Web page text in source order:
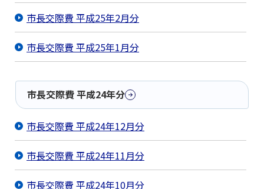
市長交際費 平成25年2月分
市長交際費 平成25年1月分
市長交際費 平成24年分
市長交際費 平成24年12月分
市長交際費 平成24年11月分
市長交際費 平成24年10月分